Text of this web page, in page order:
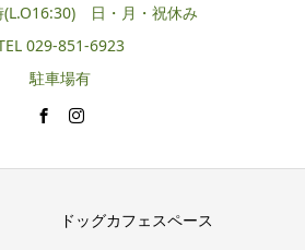
(L.O16:30) 日・月・祝休み
029-851-6923
駐車場有
ドッグカフェスペース